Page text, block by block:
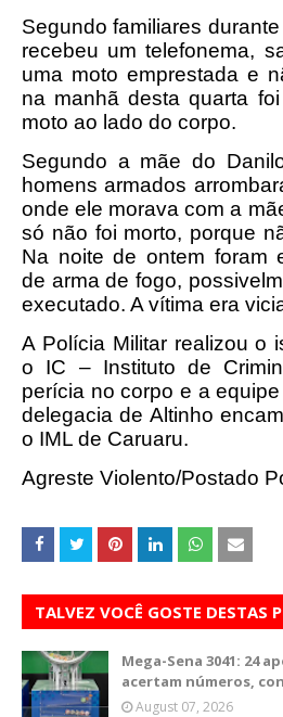
Segundo familiares
recebeu um telefonema,
uma moto emprestada e
na manhã desta quarta
moto ao lado do corpo.
Segundo a mãe do
homens armados
onde ele morava com a
só não foi morto, porque
Na noite de ontem foram
de arma de fogo,
executado. A vítima era
A Polícia Militar realizou o
o IC – Instituto de
perícia no corpo e a
delegacia de Altinho
o IML de Caruaru.
Agreste Violento/Postado
TALVEZ VOCÊ GOSTE DESTAS
Mega-Sena 3041: 24
acertam números,
August 07, 2026